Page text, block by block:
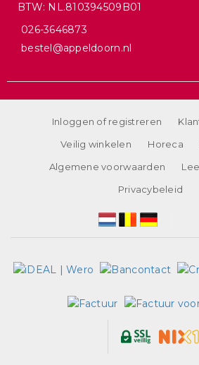
BTW: NL.810394509B01
026-3646873
bestel@appeldoorn.nl
Inloggen of registreren
Veilig winkelen
Horeca
Algemene voorwaarden
Privacybeleid